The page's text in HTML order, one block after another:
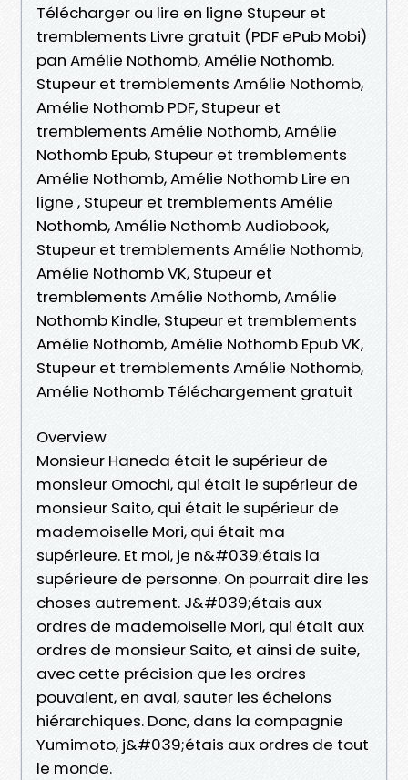
Télécharger ou lire en ligne Stupeur et
tremblements Livre gratuit (PDF ePub Mobi)
pan Amélie Nothomb, Amélie Nothomb.
Stupeur et tremblements Amélie Nothomb,
Amélie Nothomb PDF, Stupeur et
tremblements Amélie Nothomb, Amélie
Nothomb Epub, Stupeur et tremblements
Amélie Nothomb, Amélie Nothomb Lire en
ligne , Stupeur et tremblements Amélie
Nothomb, Amélie Nothomb Audiobook,
Stupeur et tremblements Amélie Nothomb,
Amélie Nothomb VK, Stupeur et
tremblements Amélie Nothomb, Amélie
Nothomb Kindle, Stupeur et tremblements
Amélie Nothomb, Amélie Nothomb Epub VK,
Stupeur et tremblements Amélie Nothomb,
Amélie Nothomb Téléchargement gratuit
Overview
Monsieur Haneda était le supérieur de
monsieur Omochi, qui était le supérieur de
monsieur Saito, qui était le supérieur de
mademoiselle Mori, qui était ma
supérieure. Et moi, je n&#039;étais la
supérieure de personne. On pourrait dire les
choses autrement. J&#039;étais aux
ordres de mademoiselle Mori, qui était aux
ordres de monsieur Saito, et ainsi de suite,
avec cette précision que les ordres
pouvaient, en aval, sauter les échelons
hiérarchiques. Donc, dans la compagnie
Yumimoto, j&#039;étais aux ordres de tout
le monde.